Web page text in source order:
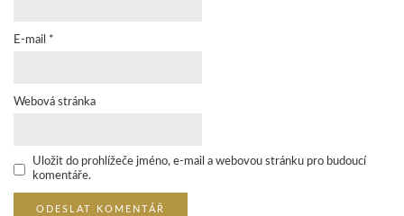
E-mail *
Webová stránka
Uložit do prohlížeče jméno, e-mail a webovou stránku pro budoucí
komentáře.